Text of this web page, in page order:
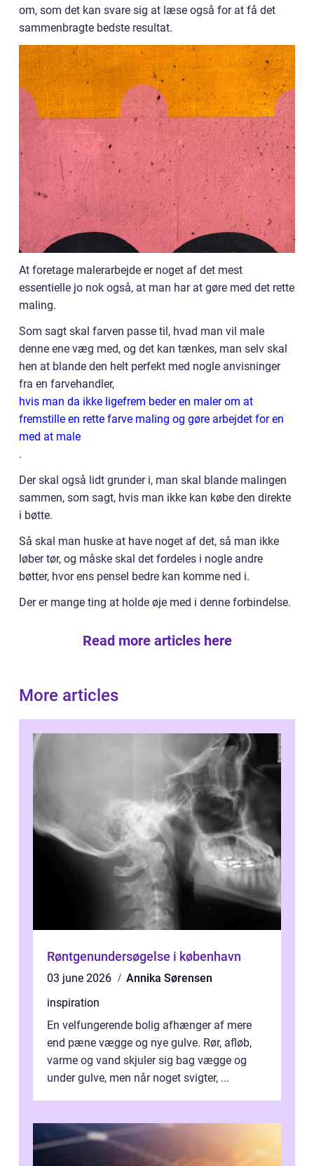
om, som det kan svare sig at læse også for at få det
sammenbragte bedste resultat.
At foretage malerarbejde er noget af det mest
essentielle jo nok også, at man har at gøre med det rette
maling.
Som sagt skal farven passe til, hvad man vil male
denne ene væg med, og det kan tænkes, man selv skal
hen at blande den helt perfekt med nogle anvisninger
fra en farvehandler,
hvis man da ikke ligefrem beder en maler om at
fremstille en rette farve maling og gøre arbejdet for en
med at male
.
Der skal også lidt grunder i, man skal blande malingen
sammen, som sagt, hvis man ikke kan købe den direkte
i bøtte.
Så skal man huske at have noget af det, så man ikke
løber tør, og måske skal det fordeles i nogle andre
bøtter, hvor ens pensel bedre kan komme ned i.
Der er mange ting at holde øje med i denne forbindelse.
Read more articles here
More articles
Røntgenundersøgelse i københavn
03 june 2026
Annika Sørensen
inspiration
En velfungerende bolig afhænger af mere
end pæne vægge og nye gulve. Rør, afløb,
varme og vand skjuler sig bag vægge og
under gulve, men når noget svigter, ...